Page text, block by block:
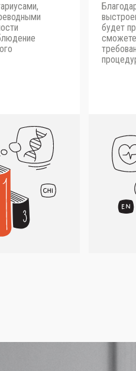
будет
сможете